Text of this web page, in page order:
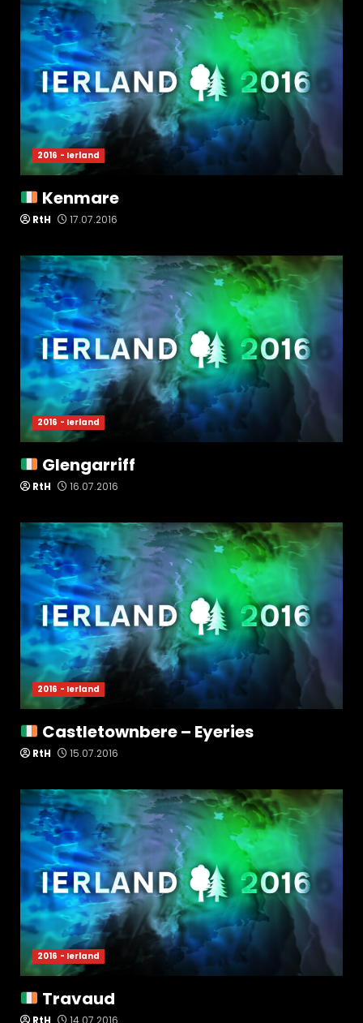
2016 - Ierland
Kenmare
RtH 17.07.2016
2016 - Ierland
Glengarriff
RtH 16.07.2016
2016 - Ierland
Castletownbere – Eyeries
RtH 15.07.2016
2016 - Ierland
Travaud
RtH 14.07.2016